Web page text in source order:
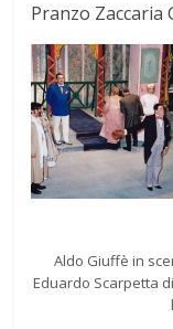
Pranzo
Aldo Giuffè in
Eduardo Scarpetta